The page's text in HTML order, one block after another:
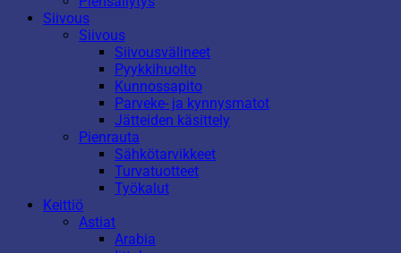
Siivous
Siivous
Siivousvälineet
Pyykkihuolto
Kunnossapito
Parveke- ja kynnysmatot
Jätteiden käsittely
Pienrauta
Sähkötarvikkeet
Turvatuotteet
Työkalut
Keittiö
Astiat
Arabia